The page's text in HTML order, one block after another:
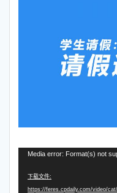
Media error: Format(s) not
下载文件:
https://feres.cpdaily.com/video/